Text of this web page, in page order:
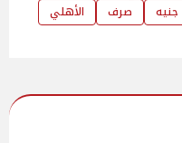
جنيه صرف الأهلي